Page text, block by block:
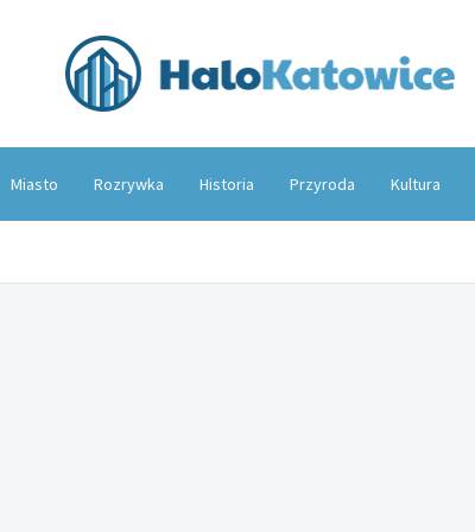
Miasto Rozrywka Historia Przyroda Kultura